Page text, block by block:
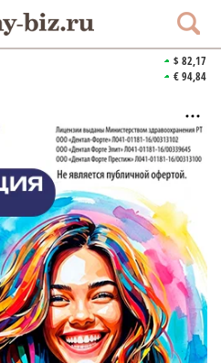
$ 82,17
€ 94,84